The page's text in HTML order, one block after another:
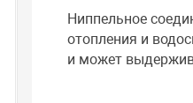
Ниппельное
отопления и
и может